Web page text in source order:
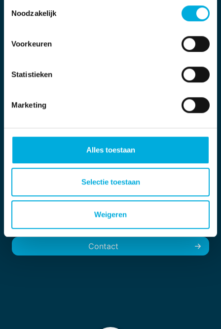
Noodzakelijk
Voorkeuren
Statistieken
Marketing
Alles toestaan
Selectie toestaan
Weigeren
‘Smarter focus. Brighter
tomorrow’
realiseren we als technologiebedrijf
automatiseren bedrijfsprocessen en
stroomlijnen deze met slimme componenten.
Over ons
Industriële automatisering
Energieoplossingen
Contact